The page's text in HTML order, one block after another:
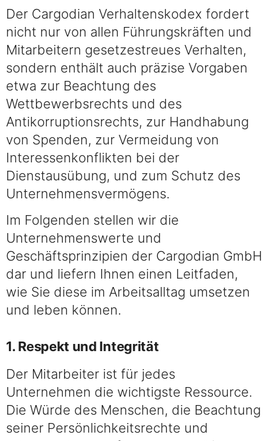
Der Cargodian Verhaltenskodex fordert
nicht nur von allen Führungskräften und
Mitarbeitern gesetzestreues Verhalten,
sondern enthält auch präzise Vorgaben
etwa zur Beachtung des
Wettbewerbsrechts und des
Antikorruptionsrechts, zur Handhabung
von Spenden, zur Vermeidung von
Interessenkonflikten bei der
Dienstausübung, und zum Schutz des
Unternehmensvermögens.
Im Folgenden stellen wir die
Unternehmenswerte und
Geschäftsprinzipien der Cargodian GmbH
dar und liefern Ihnen einen Leitfaden,
wie Sie diese im Arbeitsalltag umsetzen
und leben können.
1. Respekt und Integrität
Der Mitarbeiter ist für jedes
Unternehmen die wichtigste Ressource.
Die Würde des Menschen, die Beachtung
seiner Persönlichkeitsrechte und